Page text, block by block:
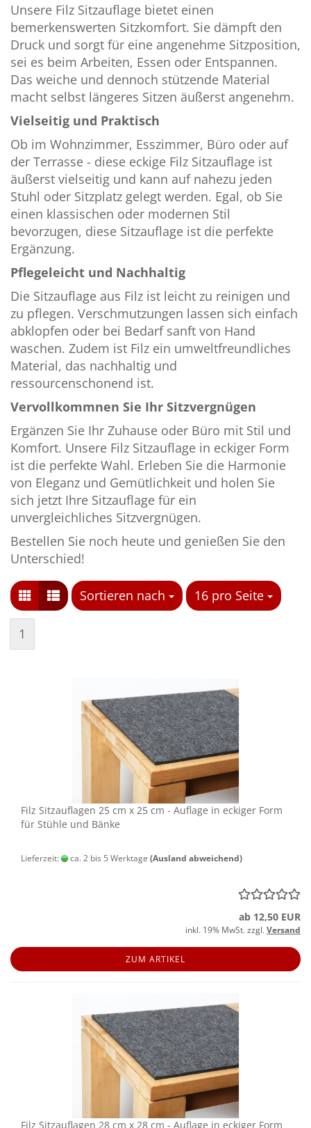
Unsere Filz Sitzauflage bietet einen
bemerkenswerten Sitzkomfort. Sie dämpft den
Druck und sorgt für eine angenehme Sitzposition,
sei es beim Arbeiten, Essen oder Entspannen.
Das weiche und dennoch stützende Material
macht selbst längeres Sitzen äußerst angenehm.
Vielseitig und Praktisch
Ob im Wohnzimmer, Esszimmer, Büro oder auf
der Terrasse - diese eckige Filz Sitzauflage ist
äußerst vielseitig und kann auf nahezu jeden
Stuhl oder Sitzplatz gelegt werden. Egal, ob Sie
einen klassischen oder modernen Stil
bevorzugen, diese Sitzauflage ist die perfekte
Ergänzung.
Pflegeleicht und Nachhaltig
Die Sitzauflage aus Filz ist leicht zu reinigen und
zu pflegen. Verschmutzungen lassen sich einfach
abklopfen oder bei Bedarf sanft von Hand
waschen. Zudem ist Filz ein umweltfreundliches
Material, das nachhaltig und
ressourcenschonend ist.
Vervollkommnen Sie Ihr Sitzvergnügen
Ergänzen Sie Ihr Zuhause oder Büro mit Stil und
Komfort. Unsere Filz Sitzauflage in eckiger Form
ist die perfekte Wahl. Erleben Sie die Harmonie
von Eleganz und Gemütlichkeit und holen Sie
sich jetzt Ihre Sitzauflage für ein
unvergleichliches Sitzvergnügen.
Bestellen Sie noch heute und genießen Sie den
Unterschied!
Sortieren nach
Sortieren nach 16 pro Seite
pro Seite
1
Filz Sitz­auf­la­gen 25 cm x 25 cm - Auf­la­ge in ecki­ger Form
für Stüh­le und Bänke
Lieferzeit: ca. 2 bis 5 Werktage (Ausland abweichend)
ab 12,50 EUR
inkl. 19% MwSt. zzgl.Versand
ZUM ARTIKEL
Filz Sitz­auf­la­gen 28 cm x 28 cm - Auf­la­ge in ecki­ger Form